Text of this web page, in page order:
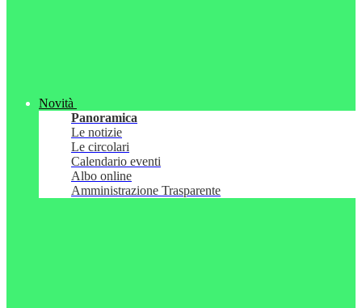
Novità
Panoramica
Le notizie
Le circolari
Calendario eventi
Albo online
Amministrazione Trasparente